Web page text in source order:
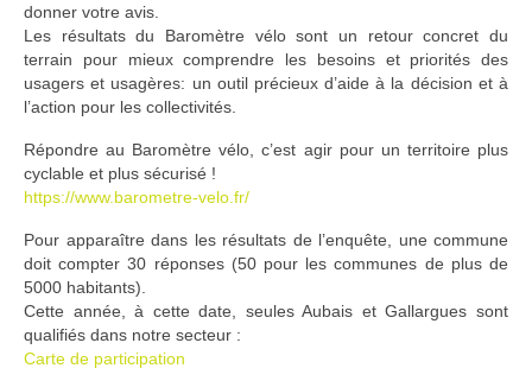
THEMATIQUES
Energie
Ramassages citoyens de déchets
ASTRONOMIE
ARCHIVES
CONTACT
donner votre avis.
Les résultats du Baromètre vélo sont un retour concret du
terrain pour mieux comprendre les besoins et priorités des
usagers et usagères: un outil précieux d’aide à la décision et à
l’action pour les collectivités.
Répondre au Baromètre vélo, c’est agir pour un territoire plus
cyclable et plus sécurisé !
https://www.barometre-velo.fr/
Pour apparaître dans les résultats de l’enquête, une commune
doit compter 30 réponses (50 pour les communes de plus de
5000 habitants).
Cette année, à cette date, seules Aubais et Gallargues sont
qualifiés dans notre secteur :
Carte de participation